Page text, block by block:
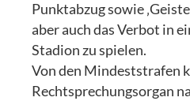
Punktabzug sowie
aber auch das Verbot in
Stadion zu spielen.
Von den Mindeststrafen
Rechtsprechungsorgan